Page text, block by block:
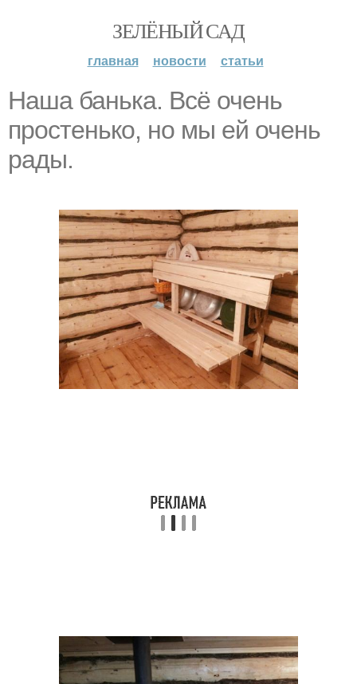
ЗЕЛЁНЫЙ САД
главная новости статьи
Наша банька. Всё очень
простенько, но мы ей очень
рады.